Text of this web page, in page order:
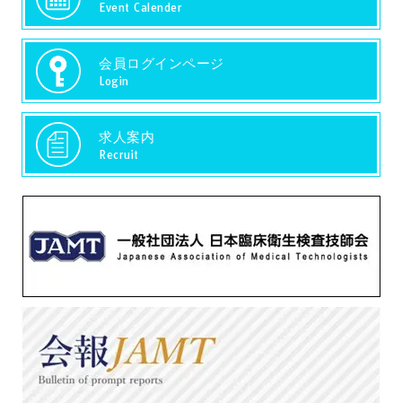
Event Calender
会員ログインページ
Login
求人案内
Recruit